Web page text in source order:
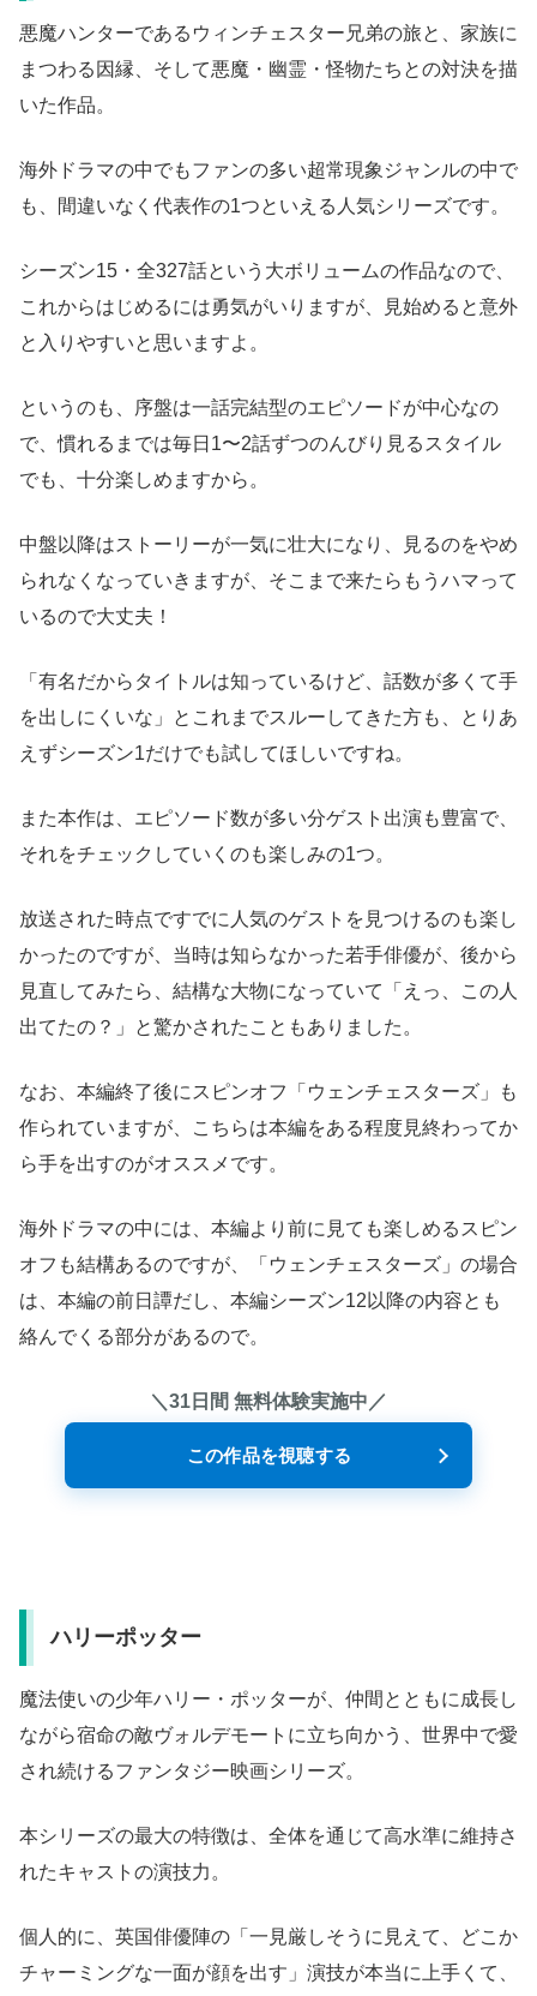
悪魔ハンターであるウィンチェスター兄弟の旅と、家族に
まつわる因縁、そして悪魔・幽霊・怪物たちとの対決を描
いた作品。
海外ドラマの中でもファンの多い超常現象ジャンルの中で
も、間違いなく代表作の1つといえる人気シリーズです。
シーズン15・全327話という大ボリュームの作品なので、
これからはじめるには勇気がいりますが、見始めると意外
と入りやすいと思いますよ。
というのも、序盤は一話完結型のエピソードが中心なの
で、慣れるまでは毎日1〜2話ずつのんびり見るスタイル
でも、十分楽しめますから。
中盤以降はストーリーが一気に壮大になり、見るのをやめ
られなくなっていきますが、そこまで来たらもうハマって
いるので大丈夫！
「有名だからタイトルは知っているけど、話数が多くて手
を出しにくいな」とこれまでスルーしてきた方も、とりあ
えずシーズン1だけでも試してほしいですね。
また本作は、エピソード数が多い分ゲスト出演も豊富で、
それをチェックしていくのも楽しみの1つ。
放送された時点ですでに人気のゲストを見つけるのも楽し
かったのですが、当時は知らなかった若手俳優が、後から
見直してみたら、結構な大物になっていて「えっ、この人
出てたの？」と驚かされたこともありました。
なお、本編終了後にスピンオフ「ウェンチェスターズ」も
作られていますが、こちらは本編をある程度見終わってか
ら手を出すのがオススメです。
海外ドラマの中には、本編より前に見ても楽しめるスピン
オフも結構あるのですが、「ウェンチェスターズ」の場合
は、本編の前日譚だし、本編シーズン12以降の内容とも
絡んでくる部分があるので。
＼31日間 無料体験実施中／
この作品を視聴する
ハリーポッター
魔法使いの少年ハリー・ポッターが、仲間とともに成長し
ながら宿命の敵ヴォルデモートに立ち向かう、世界中で愛
され続けるファンタジー映画シリーズ。
本シリーズの最大の特徴は、全体を通じて高水準に維持さ
れたキャストの演技力。
個人的に、英国俳優陣の「一見厳しそうに見えて、どこか
チャーミングな一面が顔を出す」演技が本当に上手くて、